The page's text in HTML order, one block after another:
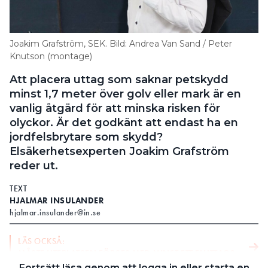
Joakim Grafström, SEK. Bild: Andrea Van Sand / Peter
Knutson (montage)
Att placera uttag som saknar petskydd
minst 1,7 meter över golv eller mark är en
vanlig åtgärd för att minska risken för
olyckor. Är det godkänt att endast ha en
jordfelsbrytare som skydd?
Elsäkerhetsexperten Joakim Grafström
reder ut.
TEXT
HJALMAR INSULANDER
hjalmar.insulander@in.se
LÄS OCKSÅ: